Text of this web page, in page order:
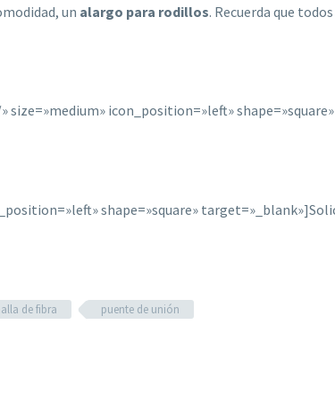
un alargo para rodillos. Recuerda que
icon_position=»left» shape=»square»
shape=»square»
de fibra puente de unión